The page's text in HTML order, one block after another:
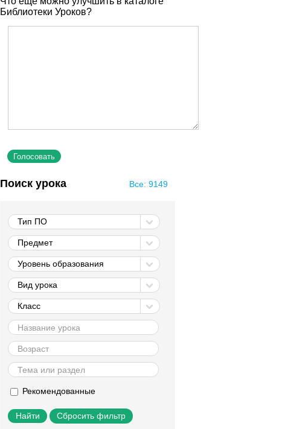
Библиотеки Уроков?
Все: 9149
Поиск урока
Тип ПО
Предмет
Уровень образования
Вид урока
Класс
Рекомендованные
Сбросить фильтр